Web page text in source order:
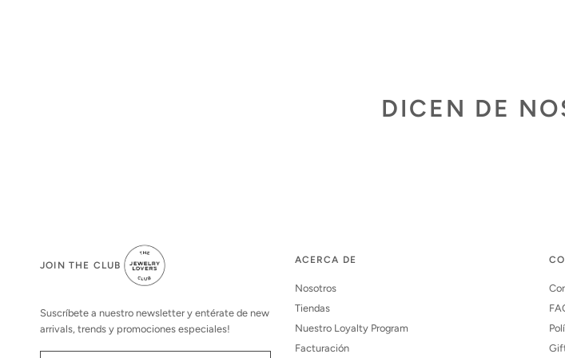
DICEN DE
JOIN THE CLUB
Suscríbete a nuestro newsletter y entérate de new
arrivals, trends y promociones especiales!
ACERCA DE
Nosotros
Tiendas
Nuestro Loyalty Program
Facturación